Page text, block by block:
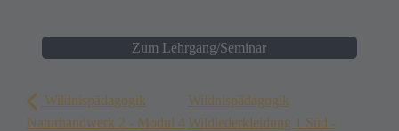
Zum Lehrgang/Seminar
Wildnispädagogik
Naturhandwerk 2 - Modul 4
Wildnispädagogik
Wildlederkleidung 1 Süd -